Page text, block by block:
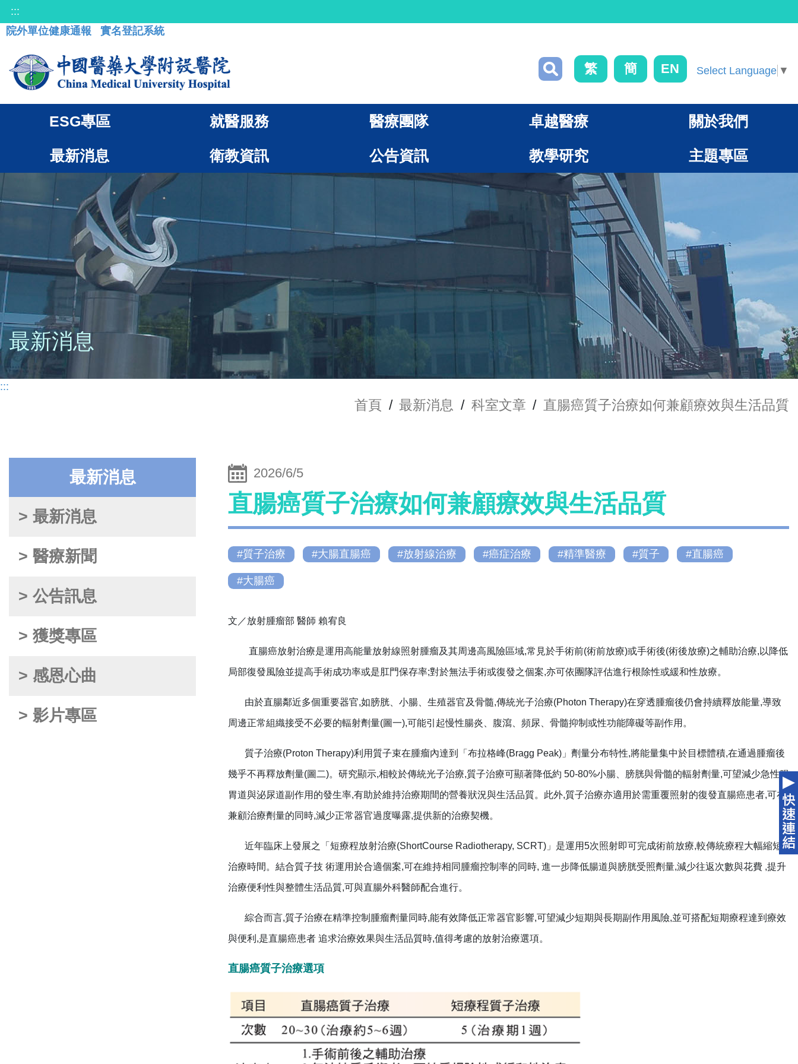
:::
院外單位健康通報
實名登記系統
繁 簡 EN Select Language ▼
ESG專區 就醫服務 醫療團隊 卓越醫療 關於我們
最新消息 衛教資訊 公告資訊 教學研究 主題專區
最新消息
:::
首頁 / 最新消息 / 科室文章 / 直腸癌質子治療如何兼顧療效與生活品質
最新消息
> 最新消息
> 醫療新聞
> 公告訊息
> 獲獎專區
> 感恩心曲
> 影片專區
2026/6/5
直腸癌質子治療如何兼顧療效與生活品質
#質子治療 #大腸直腸癌 #放射線治療 #癌症治療 #精準醫療 #質子 #直腸癌
#大腸癌
文／放射腫瘤部 醫師 賴宥良
直腸癌放射治療是運用高能量放射線照射腫瘤及其周邊高風險區域,常見於手術前(術前放療)或手術後(術後放療)之輔助治療,以降低
局部復發風險並提高手術成功率或是肛門保存率;對於無法手術或復發之個案,亦可依團隊評估進行根除性或緩和性放療。
由於直腸鄰近多個重要器官,如膀胱、小腸、生殖器官及骨髓,傳統光子治療(Photon Therapy)在穿透腫瘤後仍會持續釋放能量,導致
周邊正常組織接受不必要的輻射劑量(圖一),可能引起慢性腸炎、腹瀉、頻尿、骨髓抑制或性功能障礙等副作用。
質子治療(Proton Therapy)利用質子束在腫瘤內達到「布拉格峰(Bragg Peak)」劑量分布特性,將能量集中於目標體積,在通過腫瘤後
幾乎不再釋放劑量(圖二)。研究顯示,相較於傳統光子治療,質子治療可顯著降低約 50-80%小腸、膀胱與骨髓的輻射劑量,可望減少急性腸
胃道與泌尿道副作用的發生率,有助於維持治療期間的營養狀況與生活品質。此外,質子治療亦適用於需重覆照射的復發直腸癌患者,可在
兼顧治療劑量的同時,減少正常器官過度曝露,提供新的治療契機。
近年臨床上發展之「短療程放射治療(ShortCourse Radiotherapy, SCRT)」是運用5次照射即可完成術前放療,較傳統療程大幅縮短
治療時間。結合質子技 術運用於合適個案,可在維持相同腫瘤控制率的同時, 進一步降低腸道與膀胱受照劑量,減少往返次數與花費 ,提升
治療便利性與整體生活品質,可與直腸外科醫師配合進行。
綜合而言,質子治療在精準控制腫瘤劑量同時,能有效降低正常器官影響,可望減少短期與長期副作用風險,並可搭配短期療程達到療效
與便利,是直腸癌患者 追求治療效果與生活品質時,值得考慮的放射治療選項。
直腸癌質子治療選項